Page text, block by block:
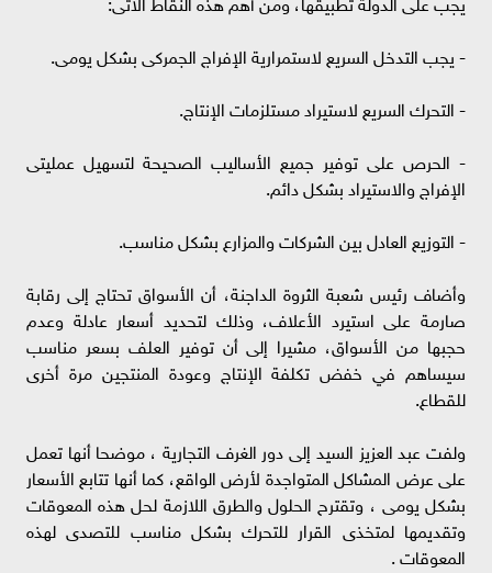
- يجب التدخل السريع لاستمرارية الإفراج الجمركى بشكل يومى.
- ‏التحرك السريع لاستيراد مستلزمات الإنتاج.
- ‏الحرص على توفير جميع الأساليب الصحيحة لتسهيل عمليتى
الإفراج والاستيراد بشكل دائم.
- ‏التوزيع العادل بين الشركات والمزارع بشكل مناسب.
وأضاف رئيس شعبة الثروة الداجنة، أن الأسواق تحتاج إلى رقابة
صارمة على استيرد الأعلاف، وذلك لتحديد أسعار عادلة وعدم
حجبها من الأسواق، مشيرا إلى أن توفير العلف بسعر مناسب
سيساهم في خفض تكلفة الإنتاج وعودة المنتجين مرة أخرى
للقطاع.
ولفت عبد العزيز السيد إلى دور الغرف التجارية ، موضحا أنها تعمل
على عرض المشاكل المتواجدة لأرض الواقع، كما أنها تتابع الأسعار
بشكل يومى ، وتقترح الحلول والطرق اللازمة لحل هذه المعوقات
وتقديمها لمتخذى القرار للتحرك بشكل مناسب للتصدى لهذه
المعوقات .